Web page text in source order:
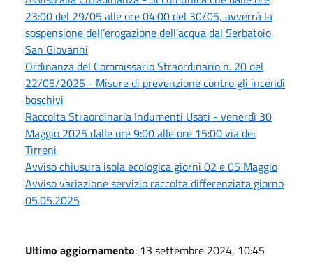
23:00 del 29/05 alle ore 04:00 del 30/05, avverrà la
sospensione dell’erogazione dell’acqua dal Serbatoio
San Giovanni
Ordinanza del Commissario Straordinario n. 20 del
22/05/2025 - Misure di prevenzione contro gli incendi
boschivi
Raccolta Straordinaria Indumenti Usati - venerdì 30
Maggio 2025 dalle ore 9:00 alle ore 15:00 via dei
Tirreni
Avviso chiusura isola ecologica giorni 02 e 05 Maggio
Avviso variazione servizio raccolta differenziata giorno
05.05.2025
Ultimo aggiornamento: 13 settembre 2024, 10:45